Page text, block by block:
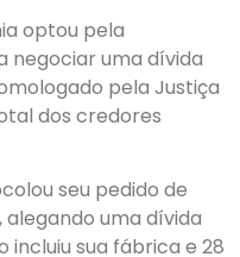
optou pela
negociar uma dívida
pela Justiça
dos credores
seu pedido de
uma dívida
incluiu sua fábrica e 28